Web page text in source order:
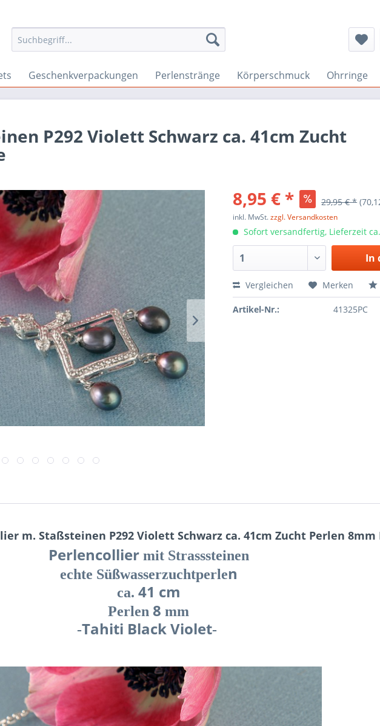
Geschenkverpackungen Perlenstränge Körperschmuck Ohrringe
P292 Violett Schwarz ca. 41cm Zucht
8,95 € *
29,95 € *
inkl. MwSt.zzgl. Versandkosten
Sofort versandfertig, Lieferzeit
In
Vergleichen Merken
Artikel-Nr.: 41325PC
m. Staßsteinen P292 Violett Schwarz ca. 41cm Zucht Perlen
Perlencolliermit Strasssteinen
echte Süßwasserzuchtperlen
ca. 41 cm
Perlen 8 mm
-Tahiti Black Violet-